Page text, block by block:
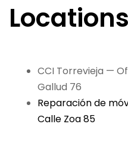
Locations
CCI Torrevieja —
Gallud 76
Reparación de
Calle Zoa 85